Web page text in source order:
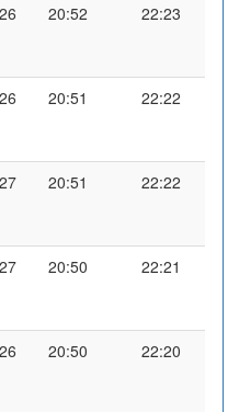
20:52 22:23
20:51 22:22
20:51 22:22
20:50 22:21
20:50 22:20